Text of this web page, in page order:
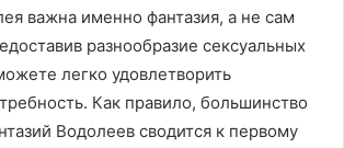
важна именно фантазия, а не сам
разнообразие сексуальных
легко удовлетворить
Как правило, большинство
Водолеев сводится к первому